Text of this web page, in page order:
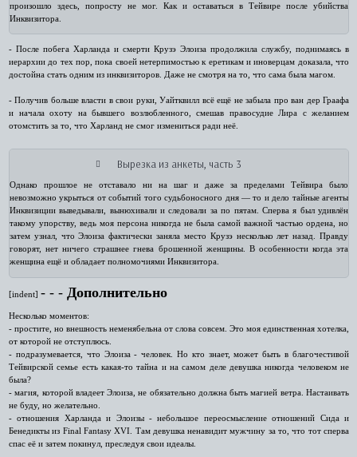
произошло здесь, попросту не мог. Как и оставаться в Тейвире после убийства
Инквизитора.
- После побега Харланда и смерти Крузэ Элоиза продолжила службу, поднимаясь в
иерархии до тех пор, пока своей нетерпимостью к еретикам и иноверцам доказала, что
достойна стать одним из инквизиторов. Даже не смотря на то, что сама была магом.
- Получив больше власти в свои руки, Уайтквилл всё ещё не забыла про ван дер Граафа
и начала охоту на бывшего возлюбленного, смешав правосудие Лира с желанием
отомстить за то, что Харланд не смог измениться ради неё.
Вырезка из анкеты, часть 3
Однако прошлое не отставало ни на шаг и даже за пределами Тейвира было
невозможно укрыться от событий того судьбоносного дня — то и дело тайные агенты
Инквизиции выведывали, вынюхивали и следовали за по пятам. Сперва я был удивлён
такому упорству, ведь моя персона никогда не была самой важной частью ордена, но
затем узнал, что Элоиза фактически заняла место Крузэ несколько лет назад. Правду
говорят, нет ничего страшнее гнева брошенной женщины. В особенности когда эта
женщина ещё и обладает полномочиями Инквизитора.
[indent] ‑ ‑ ‑ Дополнительно
Несколько моментов:
- простите, но внешность неменябельна от слова совсем. Это моя единственная хотелка,
от которой не отступлюсь.
- подразумевается, что Элоиза - человек. Но кто знает, может быть в благочестивой
Тейвирской семье есть какая-то тайна и на самом деле девушка никогда человеком не
была?
- магия, которой владеет Элоиза, не обязательно должна быть магией ветра. Настаивать
не буду, но желательно.
- отношения Харланда и Элоизы - небольшое переосмысление отношений Сида и
Бенедикты из Final Fantasy XVI. Там девушка ненавидит мужчину за то, что тот сперва
спас её и затем покинул, преследуя свои идеалы.